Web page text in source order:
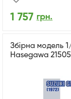
1 757 грн.
Збірна модель
Hasegawa 21505